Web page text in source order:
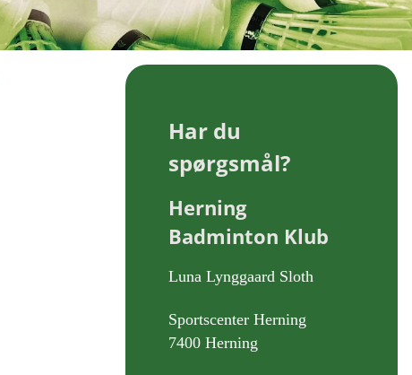
Har du
spørgsmål?
Herning
Badminton Klub
Luna Lynggaard Sloth
Sportscenter Herning
7400 Herning